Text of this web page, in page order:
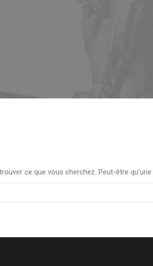
ce que vous cherchez. Peut-être